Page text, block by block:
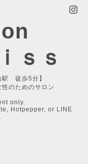
ｓｓ
駅 徒歩5分】
のためのサロン
only.
Hotpepper, or LINE